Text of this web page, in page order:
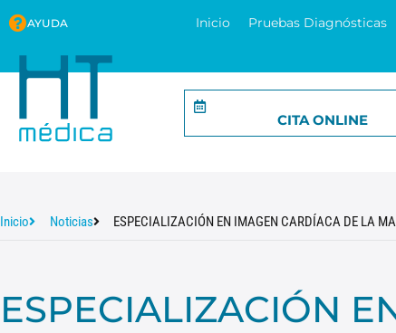
AYUDA Inicio Pruebas Diagnósticas
CITA ONLINE
Inicio Noticias ESPECIALIZACIÓN EN IMAGEN CARDÍACA DE LA
ESPECIALIZACIÓN